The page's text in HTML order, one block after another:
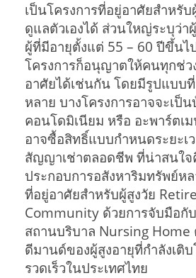
เป็นโครงการที่อยู่อาศัยสำหรั
ดูแลตัวเองได้ ส่วนใหญ่ระบุว่า
ผู้ที่มีอายุตั้งแต่ 55 – 60 ปีขึ้นไ
โครงการก็อนุญาตให้คนทุกช่ว
อาศัยได้เช่นกัน โดยมีรูปแบบ
หลาย บางโครงการอาจจะเป็
คอนโดมิเนียม หรือ อะพาร์ตเ
อาจซื้อสิทธิ์แบบกำหนดระยะเ
สัญญาเช่าตลอดชีพ ที่น่าสนใ
ประกอบการอสังหาริมทรัพย์ห
ที่อยู่อาศัยสำหรับผู้สูงวัย
Community ด้วยการจับมือกั
สถานบริบาล Nursing Home
ดีมานด์ของผู้สูงอายุที่กำลังเติ
รวดเร็วในประเทศไทย